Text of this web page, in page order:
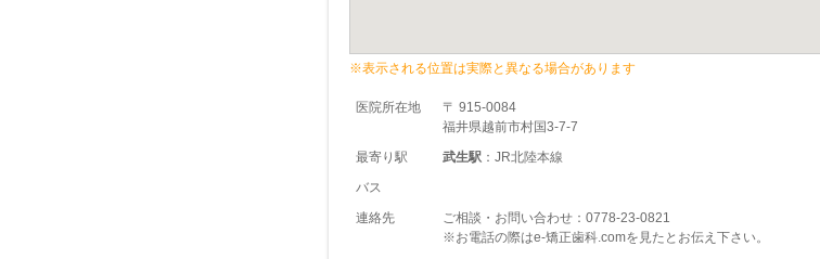
※表示される位置は実際と異なる場合があります
医院所在地
〒 915-0084
福井県越前市村国3-7-7
最寄り駅
武生駅 ：JR北陸本線
バス
連絡先
ご相談・お問い合わせ： 0778-23-0821
※お電話の際はe-矯正歯科.comを見たとお伝え下さい。